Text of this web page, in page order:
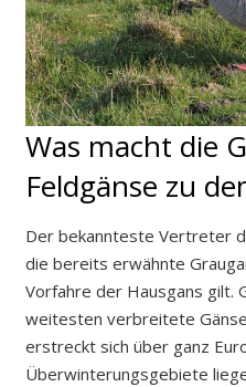
Was macht die
Feldgänse zu
Der bekannteste Vertreter
die bereits erwähnte
Vorfahre der Hausgans gilt.
weitesten verbreitete
erstreckt sich über ganz
Überwinterungsgebiete